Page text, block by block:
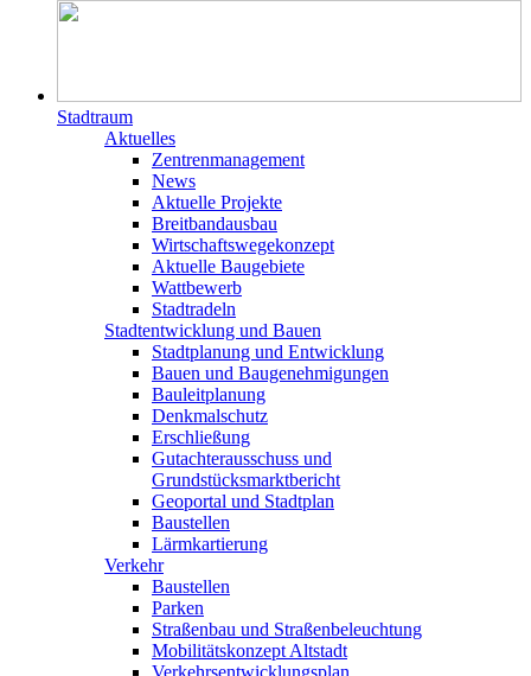
Stadtraum
Aktuelles
Zentrenmanagement
News
Aktuelle Projekte
Breitbandausbau
Wirtschaftswegekonzept
Aktuelle Baugebiete
Wattbewerb
Stadtradeln
Stadtentwicklung und Bauen
Stadtplanung und Entwicklung
Bauen und Baugenehmigungen
Bauleitplanung
Denkmalschutz
Erschließung
Gutachterausschuss und
Grundstücksmarktbericht
Geoportal und Stadtplan
Baustellen
Lärmkartierung
Verkehr
Baustellen
Parken
Straßenbau und Straßenbeleuchtung
Mobilitätskonzept Altstadt
Verkehrsentwicklungsplan